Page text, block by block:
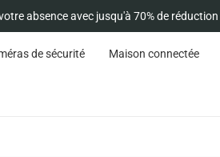
absence avec jusqu'à 70% de réduction
de sécurité Maison connectée